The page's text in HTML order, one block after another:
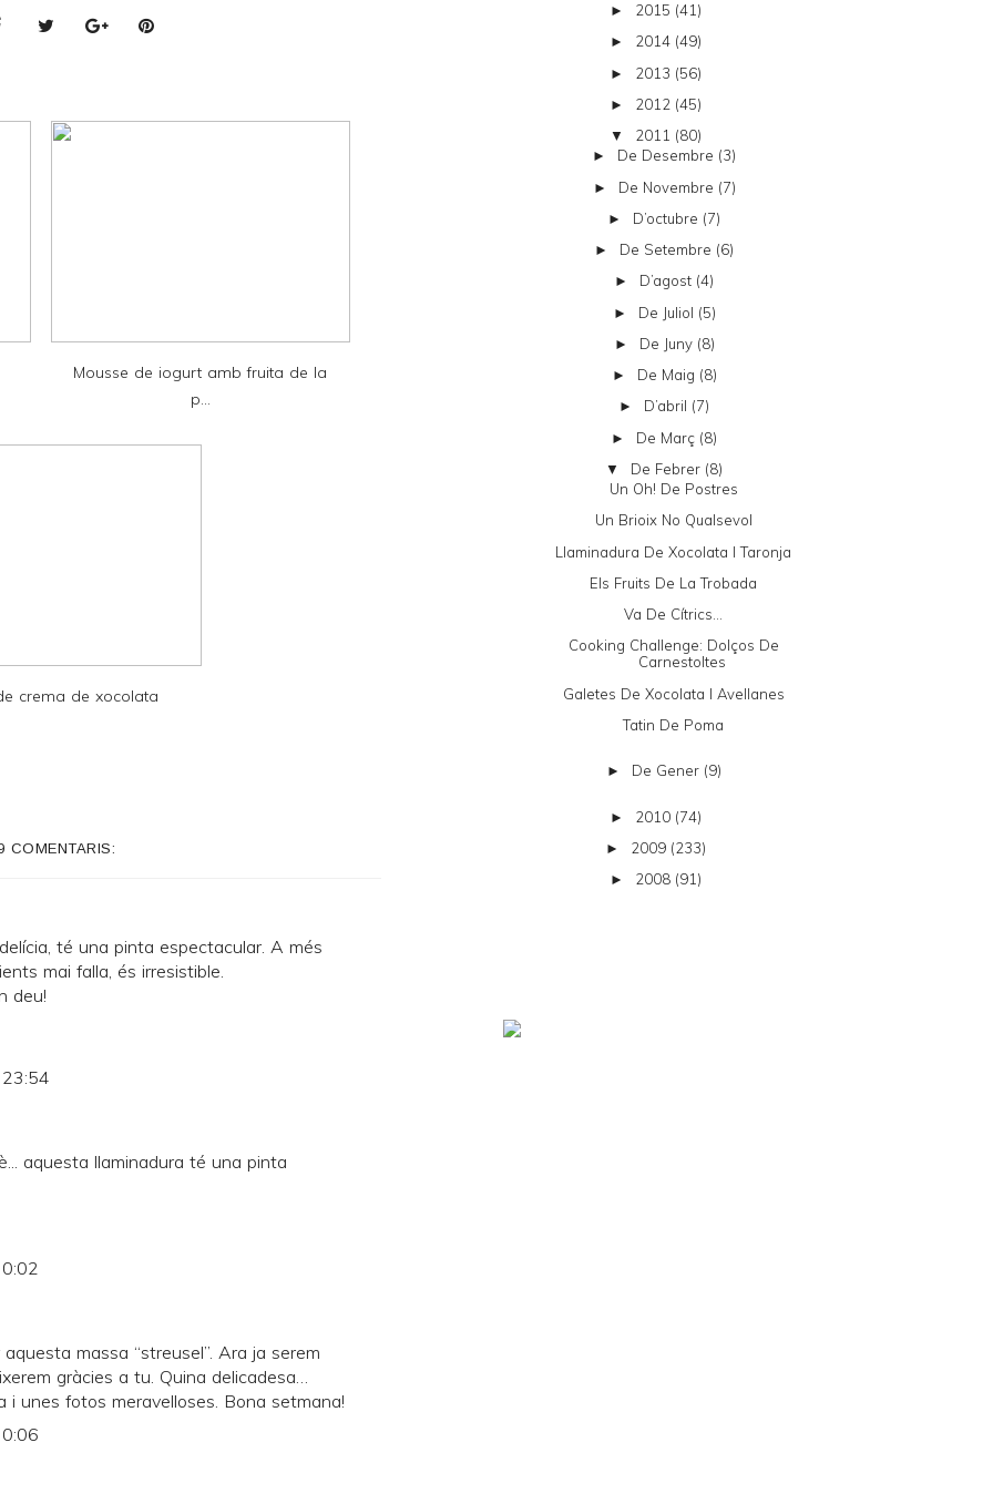
Mousse de iogurt amb fruita de la
p...
crema de xocolata
COMENTARIS:
té una pinta espectacular. A més
mai falla, és irresistible.
deu!
aquesta llaminadura té una pinta
massa “streusel”. Ara ja serem
gràcies a tu. Quina delicadesa…
i unes fotos meravelloses. Bona setmana!
► 2015 (41)
► 2014 (49)
► 2013 (56)
► 2012 (45)
▼ 2011 (80)
► De Desembre (3)
► De Novembre (7)
► D’octubre (7)
► De Setembre (6)
► D’agost (4)
► De Juliol (5)
► De Juny (8)
► De Maig (8)
► D’abril (7)
► De Març (8)
▼ De Febrer (8)
Un Oh! De Postres
Un Brioix No Qualsevol
Llaminadura De Xocolata I Taronja
Els Fruits De La Trobada
Va De Cítrics...
Cooking Challenge: Dolços De
Carnestoltes
Galetes De Xocolata I Avellanes
Tatin De Poma
► De Gener (9)
► 2010 (74)
► 2009 (233)
► 2008 (91)